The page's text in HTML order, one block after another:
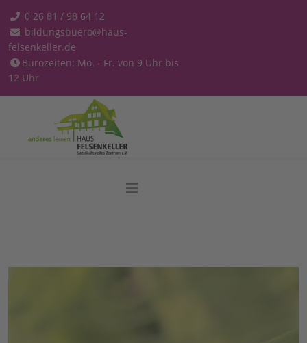
0 26 81 / 98 64 12
bildungsbuero@haus-
felsenkeller.de
Bürozeiten: Mo. - Fr. von 9 Uhr bis
12 Uhr